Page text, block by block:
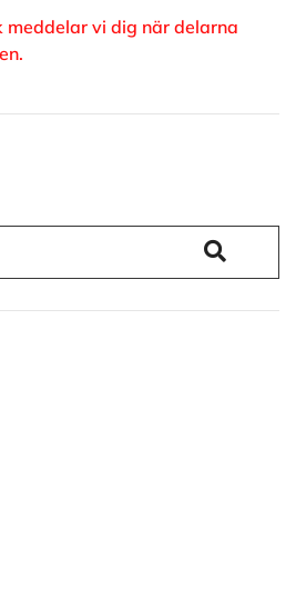
vi dig när delarna